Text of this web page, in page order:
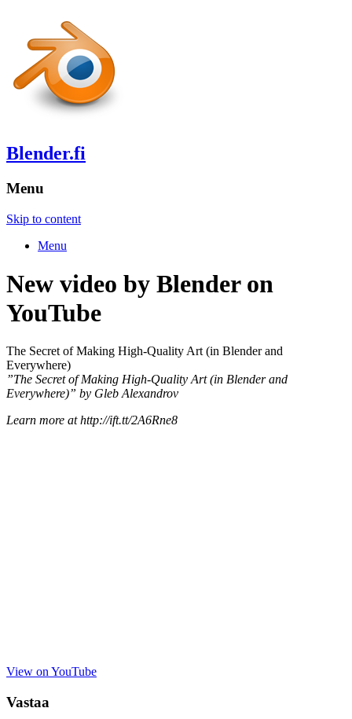
Blender.fi
Menu
Skip to content
Menu
New video by Blender on
YouTube
The Secret of Making High-Quality Art (in Blender and
Everywhere)
”The Secret of Making High-Quality Art (in Blender and
Everywhere)” by Gleb Alexandrov
Learn more at http://ift.tt/2A6Rne8
View on YouTube
Vastaa